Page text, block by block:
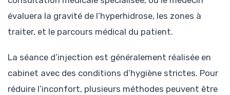
évaluera la gravité de l’hyperhidrose, les zones à
traiter, et le parcours médical du patient.
La séance d’injection est généralement réalisée en
cabinet avec des conditions d’hygiène strictes. Pour
réduire l’inconfort, plusieurs méthodes peuvent être